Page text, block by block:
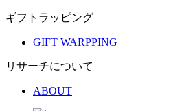
ギフトラッピング
GIFT WARPPING
リサーチについて
ABOUT